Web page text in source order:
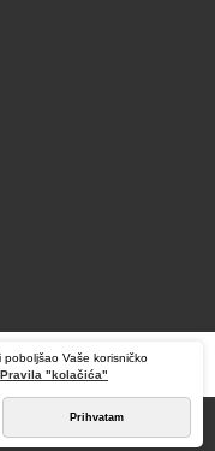
Vaše korisničko
Pravila "kolačića"
Prihvatam
Sva prava pridržana.